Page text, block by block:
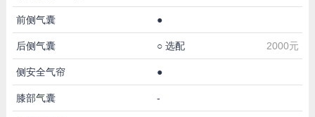
前侧气囊 ●
后侧气囊 ○ 选配 2000元
侧安全气帘 ●
膝部气囊 -